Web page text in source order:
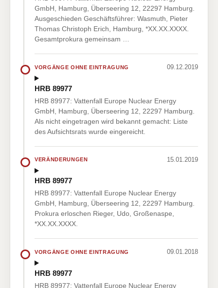
GmbH, Hamburg, Überseering 12, 22297 Hamburg.
Ausgeschieden Geschäftsführer: Wasmuth, Pieter
Thomas Christoph Erich, Hamburg, *XX.XX.XXXX.
Gesamtprokura gemeinsam …
VORGÄNGE OHNE EINTRAGUNG 09.12.2019
HRB 89977
HRB 89977: Vattenfall Europe Nuclear Energy
GmbH, Hamburg, Überseering 12, 22297 Hamburg.
Als nicht eingetragen wird bekannt gemacht: Liste
des Aufsichtsrats wurde eingereicht.
VERÄNDERUNGEN 15.01.2019
HRB 89977
HRB 89977: Vattenfall Europe Nuclear Energy
GmbH, Hamburg, Überseering 12, 22297 Hamburg.
Prokura erloschen Rieger, Udo, Großenaspe,
*XX.XX.XXXX.
VORGÄNGE OHNE EINTRAGUNG 09.01.2018
HRB 89977
HRB 89977: Vattenfall Europe Nuclear Energy